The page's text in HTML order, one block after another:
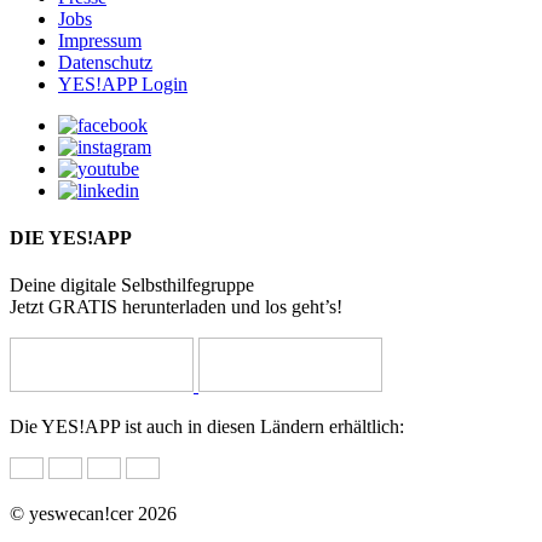
Jobs
Impressum
Datenschutz
YES!APP Login
DIE YES!APP
Deine digitale Selbsthilfegruppe
Jetzt GRATIS herunterladen und los geht’s!
Die YES!APP ist auch in diesen Ländern erhältlich:
© yeswecan!cer 2026